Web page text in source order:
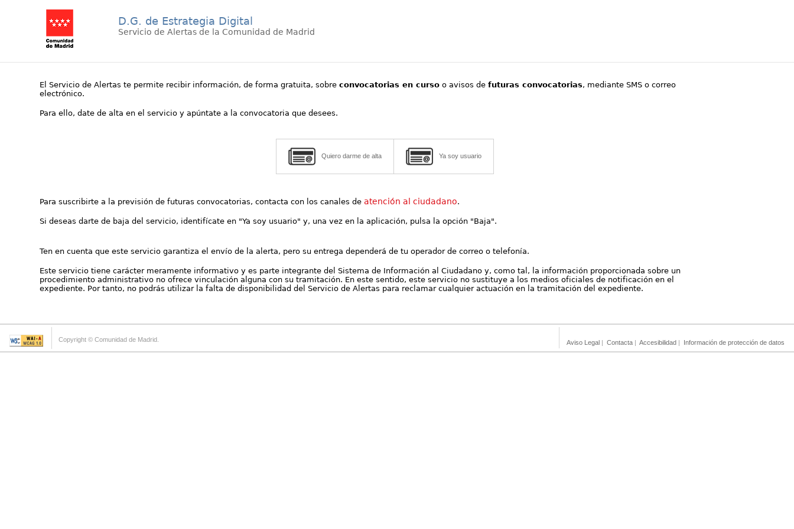
D.G. de Estrategia Digital
Servicio de Alertas de la Comunidad de Madrid
El Servicio de Alertas te permite recibir información, de forma gratuita, sobreconvocatorias en curso o avisos defuturas convocatorias, mediante SMS o correo
electrónico.
Para ello, date de alta en el servicio y apúntate a la convocatoria que desees.
Quiero darme de alta Ya soy usuario
Para suscribirte a la previsión de futuras convocatorias, contacta con los canales deatención al ciudadano.
Si deseas darte de baja del servicio, identifícate en "Ya soy usuario" y, una vez en la aplicación, pulsa la opción "Baja".
Ten en cuenta que este servicio garantiza el envío de la alerta, pero su entrega dependerá de tu operador de correo o telefonía.
Este servicio tiene carácter meramente informativo y es parte integrante del Sistema de Información al Ciudadano y, como tal, la información proporcionada sobre un
procedimiento administrativo no ofrece vinculación alguna con su tramitación. En este sentido, este servicio no sustituye a los medios oficiales de notificación en el
expediente. Por tanto, no podrás utilizar la falta de disponibilidad del Servicio de Alertas para reclamar cualquier actuación en la tramitación del expediente.
Copyright © Comunidad de Madrid. Aviso Legal | Contacta | Accesibilidad | Información de protección de datos